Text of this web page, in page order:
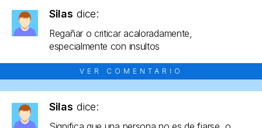
Silas dice:
Regañar o criticar acaloradamente,
especialmente con insultos
VER COMENTARIO
Silas dice: